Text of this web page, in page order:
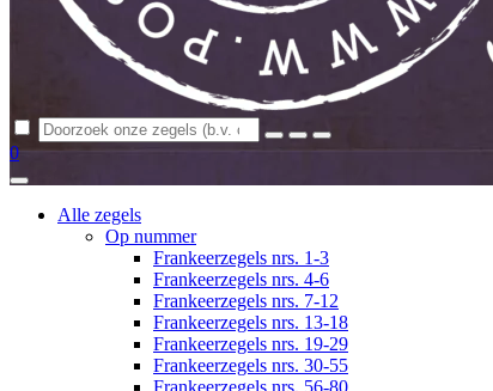
Zoeken
0
Alle zegels
Op nummer
Frankeerzegels nrs. 1-3
Frankeerzegels nrs. 4-6
Frankeerzegels nrs. 7-12
Frankeerzegels nrs. 13-18
Frankeerzegels nrs. 19-29
Frankeerzegels nrs. 30-55
Frankeerzegels nrs. 56-80